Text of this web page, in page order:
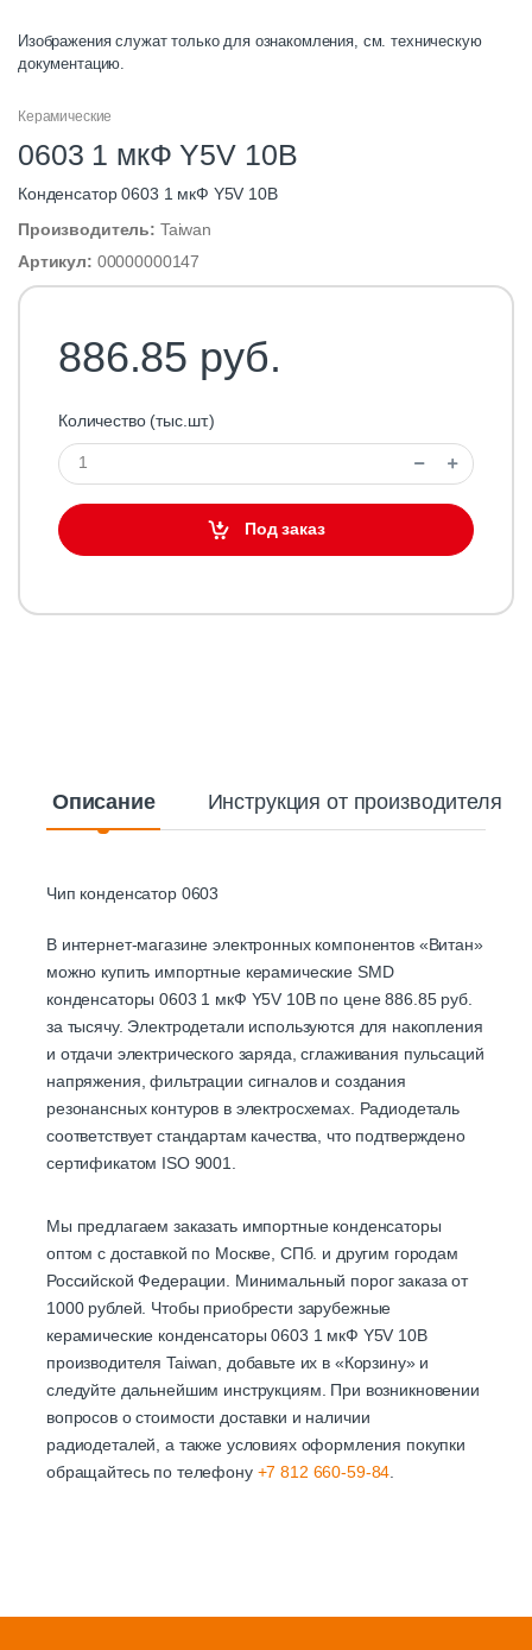
Изображения служат только для ознакомления, см. техническую
документацию.
Керамические
0603 1 мкФ Y5V 10В
Конденсатор 0603 1 мкФ Y5V 10В
Производитель: Taiwan
Артикул: 00000000147
886.85 руб.
Количество (тыс.шт.)
Под заказ
Описание Инструкция от производителя
Чип конденсатор 0603
В интернет-магазине электронных компонентов «Витан»
можно купить импортные керамические SMD
конденсаторы 0603 1 мкФ Y5V 10В по цене 886.85 руб.
за тысячу. Электродетали используются для накопления
и отдачи электрического заряда, сглаживания пульсаций
напряжения, фильтрации сигналов и создания
резонансных контуров в электросхемах. Радиодеталь
соответствует стандартам качества, что подтверждено
сертификатом ISO 9001.
Мы предлагаем заказать импортные конденсаторы
оптом с доставкой по Москве, СПб. и другим городам
Российской Федерации. Минимальный порог заказа от
1000 рублей. Чтобы приобрести зарубежные
керамические конденсаторы 0603 1 мкФ Y5V 10В
производителя Taiwan, добавьте их в «Корзину» и
следуйте дальнейшим инструкциям. При возникновении
вопросов о стоимости доставки и наличии
радиодеталей, а также условиях оформления покупки
обращайтесь по телефону +7 812 660-59-84.